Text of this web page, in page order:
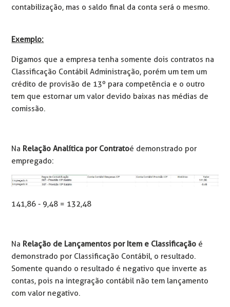
contabilização, mas o saldo final da conta será o mesmo.
Exemplo:
Digamos que a empresa tenha somente dois contratos na
Classificação Contábil Administração, porém um tem um
crédito de provisão de 13º para competência e o outro
tem que estornar um valor devido baixas nas médias de
comissão.
Na Relação Analítica por Contratoé demonstrado por
empregado:
141,86 - 9,48 = 132,48
Na Relação de Lançamentos por Item e Classificação é
demonstrado por Classificação Contábil, o resultado.
Somente quando o resultado é negativo que inverte as
contas, pois na integração contábil não tem lançamento
com valor negativo.